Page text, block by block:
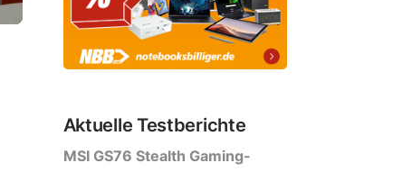
Aktuelle Testberichte
MSI GS76 Stealth Gaming-